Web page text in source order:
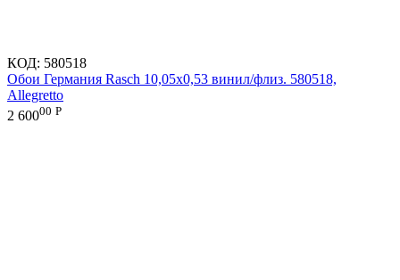
КОД: 580518
Обои Германия Rasch 10,05x0,53 винил/флиз. 580518,
Allegretto
2 60000 Р